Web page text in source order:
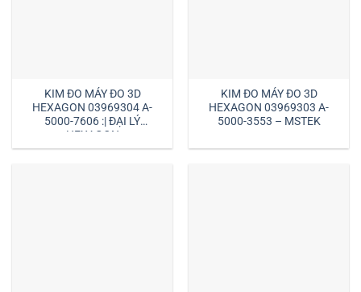
KIM ĐO MÁY ĐO 3D
HEXAGON 03969304 A-
5000-7606 :| ĐẠI LÝ
HEXAGON
KIM ĐO MÁY ĐO 3D
HEXAGON 03969303 A-
5000-3553 – MSTEK